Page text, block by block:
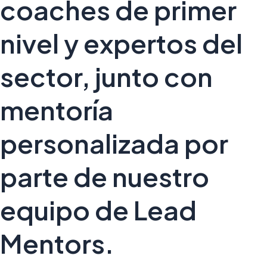
coaches de primer
nivel y expertos del
sector, junto con
mentoría
personalizada por
parte de nuestro
equipo de Lead
Mentors.